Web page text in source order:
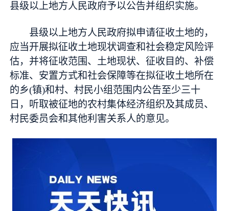
县级以上地方人民政府予以公告并组织实施。
县级以上地方人民政府拟申请征收土地的，
应当开展拟征收土地现状调查和社会稳定风险评
估，并将征收范围、土地现状、征收目的、补偿
标准、安置方式和社会保障等在拟征收土地所在
的乡(镇)和村、村民小组范围内公告至少三十
日，听取被征地的农村集体经济组织及其成员、
村民委员会和其他利害关系人的意见。